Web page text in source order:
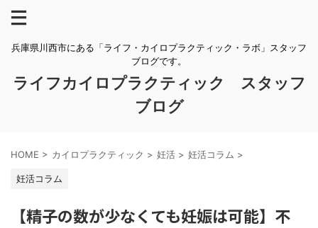
兵庫県川西市にある「ライフ・カイロプラクティック・ラボ」スタッフ
ブログです。
ライフカイロプラクティック スタッフ
ブログ
HOME > カイロプラクティック > 妊活 > 妊活コラム >
妊活コラム
【精子の数が少なくても妊娠は可能】不